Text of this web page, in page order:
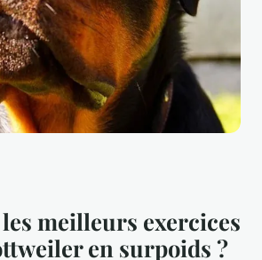
meilleurs exercices
en surpoids ?